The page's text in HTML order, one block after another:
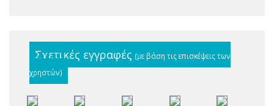
Σχετικές εγγραφές (με βάση τις επισκέψεις των
χρηστών)